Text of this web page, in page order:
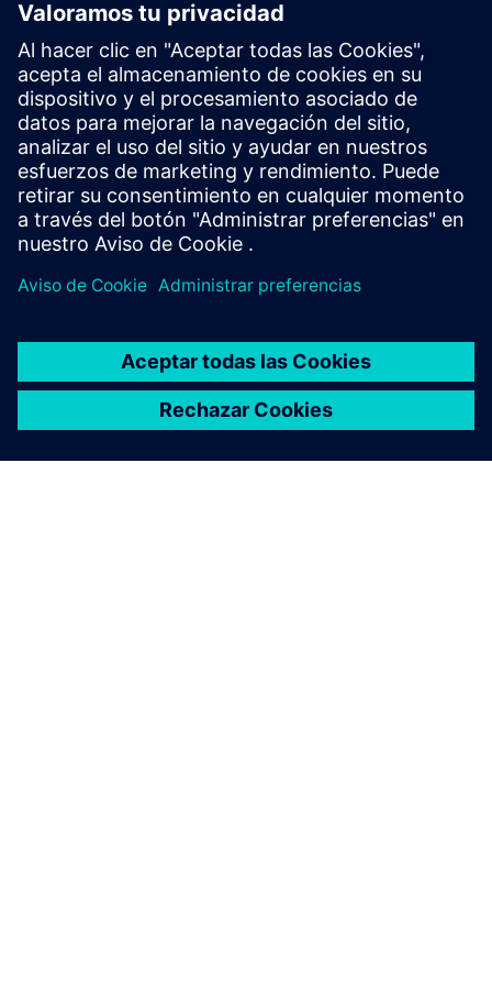
global
1PH3 Pro tiene múltiples certificaciones
internacionales: CE/EAC/UKCA/UL, para cumplir con las
regulaciones, mejorar la competitividad del mercado y
expandir los negocios globales.